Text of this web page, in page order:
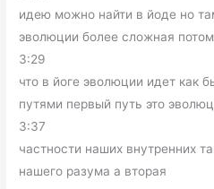
идею можно найти в йоде но
эволюции более сложная
3:29
что в йоге эволюции идет как
путями первый путь это
3:37
частности наших внутренних
нашего разума а вторая